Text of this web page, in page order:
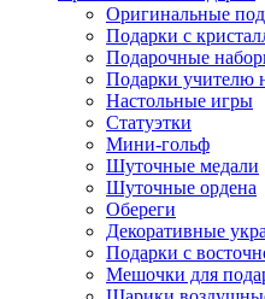
Оригинальные
Подарки с
Подарочные
Подарки учителю
Настольные игры
Статуэтки
Мини-гольф
Шуточные медали
Шуточные ордена
Обереги
Декоративные
Подарки с
Мешочки для